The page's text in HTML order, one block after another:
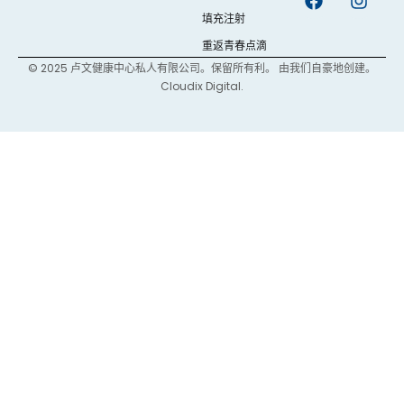
填充注射
重返青春点滴
© 2025 卢文健康中心私人有限公司。保留所有利。 由我们自豪地创建。
Cloudix Digital.